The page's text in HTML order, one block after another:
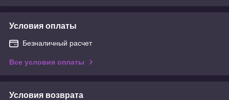
Условия оплаты
Безналичный расчет
Все условия оплаты
Условия возврата